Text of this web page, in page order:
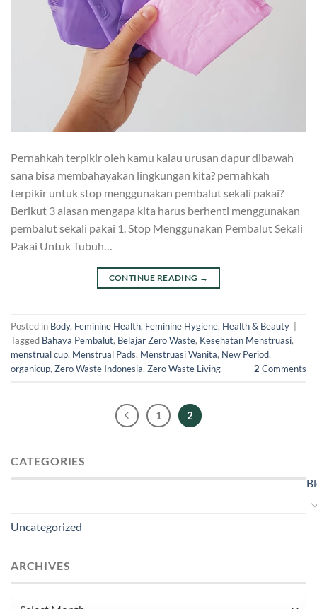
Pernahkah terpikir oleh kamu kalau urusan dapur dibawah
sana bisa membahayakan lingkungan kita? pernahkah
terpikir untuk stop menggunakan pembalut sekali pakai?
Berikut 3 alasan mengapa kita harus berhenti menggunakan
pembalut sekali pakai 1. Stop Menggunakan Pembalut Sekali
Pakai Untuk Tubuh…
CONTINUE READING →
Posted in Body, Feminine Health, Feminine Hygiene, Health & Beauty
Tagged Bahaya Pembalut, Belajar Zero Waste, Kesehatan Menstruasi,
menstrual cup, Menstrual Pads, Menstruasi Wanita, New Period,
organicup, Zero Waste Indonesia, Zero Waste Living 2 Comments
1 2
CATEGORIES
Uncategorized
ARCHIVES
Archives